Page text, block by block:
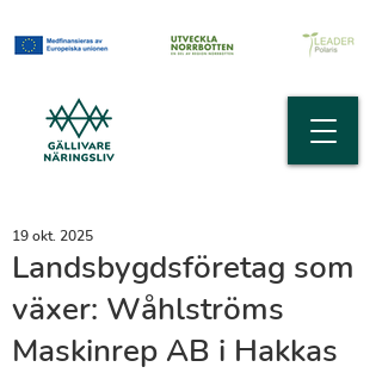
Landsbygdsföretag som
växer: Wåhlströms
Maskinrep AB i Hakkas
19 okt. 2025